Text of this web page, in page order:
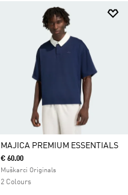
MAJICA PREMIUM ESSENTIALS
€ 60.00
Muškarci Originals
2 Colours